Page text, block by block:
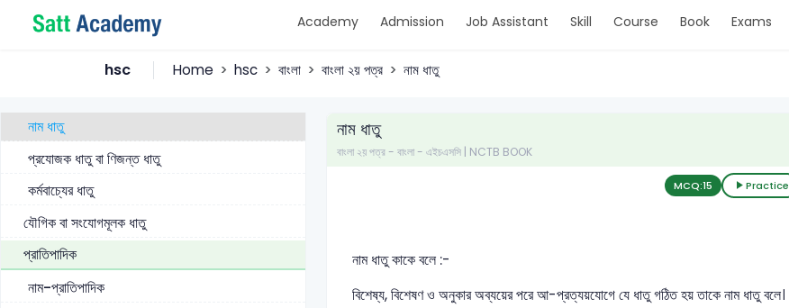
Academy Admission Job Assistant Skill Course Book Exams
hsc Home hsc বাংলা বাংলা ২য় পত্র নাম ধাতু
সংস্কৃত ধাতু
নাম ধাতু
প্রযোজক ধাতু বা ণিজন্ত ধাতু
কর্মবাচ্যের ধাতু
যৌগিক বা সংযোগমূলক ধাতু
প্রাতিপাদিক
নাম-প্রাতিপাদিক
নাম ধাতু
বাংলা ২য় পত্র - বাংলা - এইচএসসি | NCTB BOOK
MCQ:15 Practice
নাম ধাতু কাকে বলে :-
বিশেষ্য, বিশেষণ ও অনুকার অব্যয়ের পরে আ-প্রত্যয়যোগে যে ধাতু গঠিত হয় তাকে নাম ধাতু বলে।